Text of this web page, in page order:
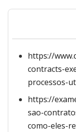
https://
contracts-
processos-
https://
sao-
como-eles-